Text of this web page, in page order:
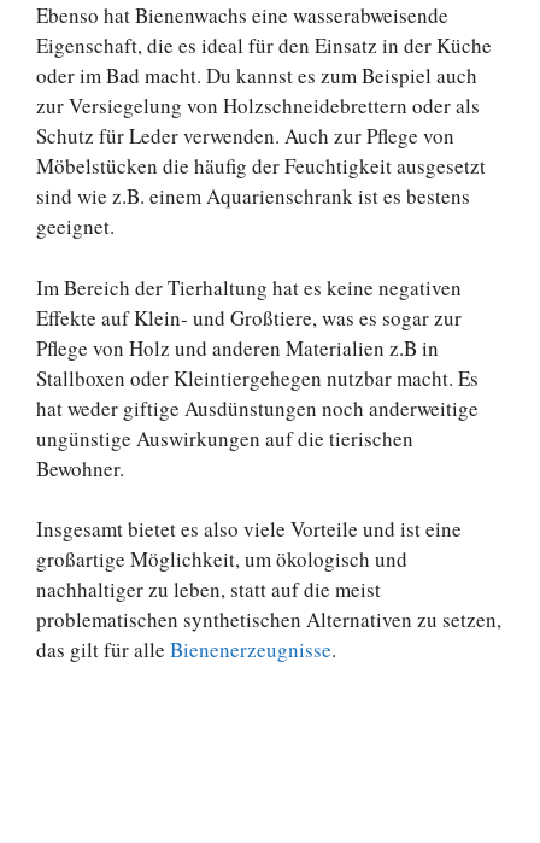
Ebenso hat Bienenwachs eine wasserabweisende
Eigenschaft, die es ideal für den Einsatz in der Küche
oder im Bad macht. Du kannst es zum Beispiel auch
zur Versiegelung von Holzschneidebrettern oder als
Schutz für Leder verwenden. Auch zur Pflege von
Möbelstücken die häufig der Feuchtigkeit ausgesetzt
sind wie z.B. einem Aquarienschrank ist es bestens
geeignet.
Im Bereich der Tierhaltung hat es keine negativen
Effekte auf Klein- und Großtiere, was es sogar zur
Pflege von Holz und anderen Materialien z.B in
Stallboxen oder Kleintiergehegen nutzbar macht. Es
hat weder giftige Ausdünstungen noch anderweitige
ungünstige Auswirkungen auf die tierischen
Bewohner.
Insgesamt bietet es also viele Vorteile und ist eine
großartige Möglichkeit, um ökologisch und
nachhaltiger zu leben, statt auf die meist
problematischen synthetischen Alternativen zu setzen,
das gilt für alle Bienenerzeugnisse.